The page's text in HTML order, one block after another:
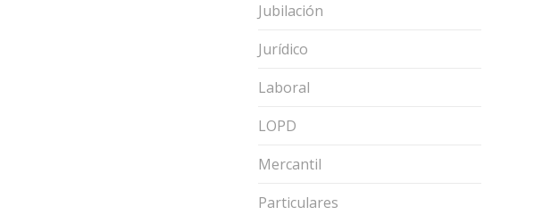
Jubilación
Jurídico
Laboral
LOPD
Mercantil
Particulares